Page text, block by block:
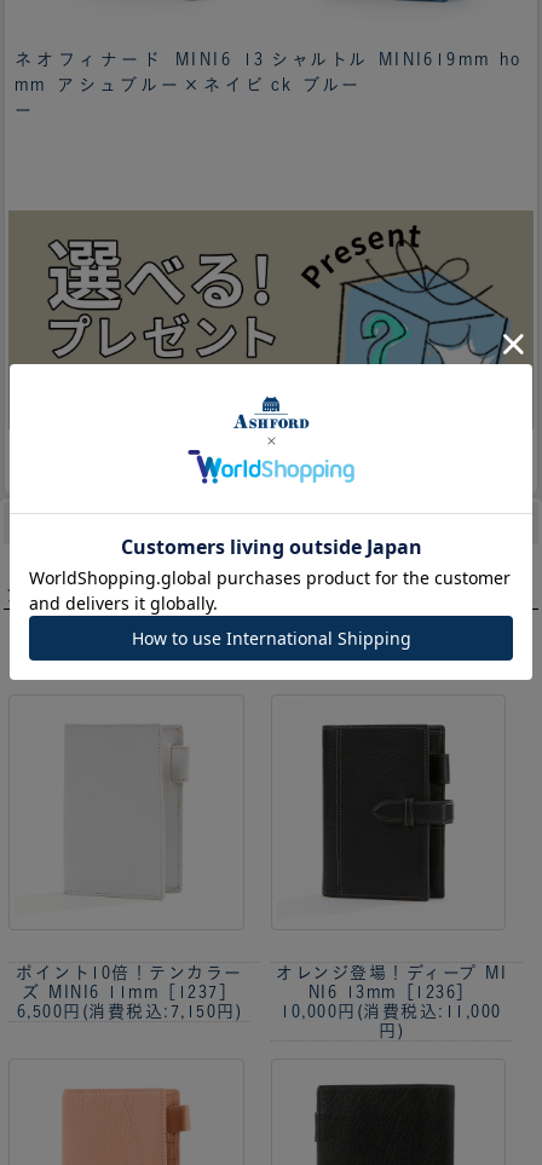
ネオフィナード MINI6 13
mm アシュブルー×ネイビ
ー
シャルトル MINI619mm ho
ck ブルー
システム手帳サイズ MINI6
1 2 3 4 … 6
ポイント10倍！ テンカラー
ズ MINI6 11mm［1237］
6,500円 (消費税込:7,150円)
オレンジ登場！ ディープ MI
NI6 13mm［1236］
10,000円 (消費税込:11,000
円)